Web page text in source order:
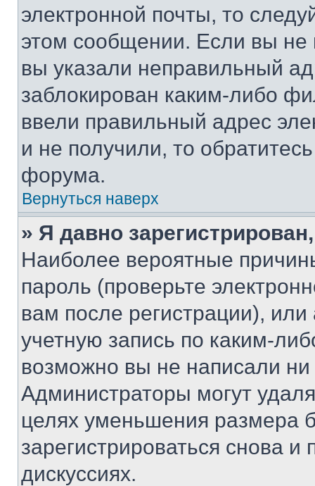
электронной почты, то
этом сообщении. Если вы
вы указали неправильный
заблокирован каким-либо
ввели правильный адрес
и не получили, то
форума.
Вернуться наверх
» Я давно
Наиболее вероятные
пароль (проверьте
вам после регистрации),
учетную запись по каким-
возможно вы не написали
Администраторы могут
целях уменьшения размера
зарегистрироваться снова и
дискуссиях.